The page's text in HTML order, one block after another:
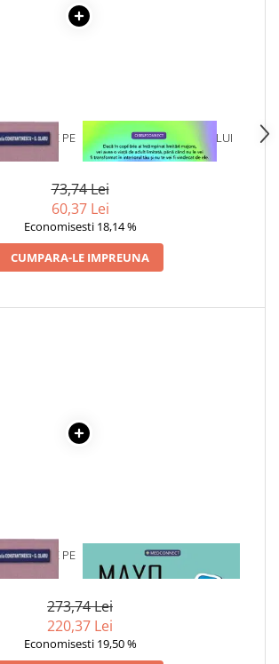
PE
1 x VINDECAREA COPILULUI
INTERIOR
73,74 Lei
60,37 Lei
Economisesti 18,14 %
CUMPARA-LE IMPREUNA
PE
1 x MAYO CLINIC. CARTEA
ESENTIALA DESPRE DIABETUL
273,74 Lei
220,37 Lei
Economisesti 19,50 %